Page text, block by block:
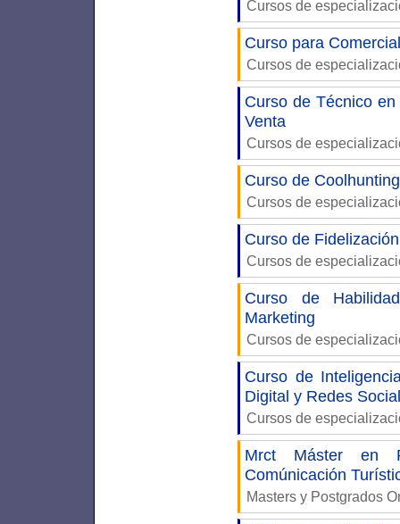
Cursos de
Curso para
Cursos de
Curso de Técnico
Venta
Cursos de
Curso de
Cursos de
Curso de
Cursos de
Curso de
Marketing
Cursos de
Curso de
Digital y Redes
Cursos de
Mrct Máster en
Comúnicación
Masters y Postgrados